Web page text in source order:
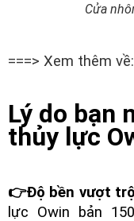
Cửa
===> Xem thêm về:
Lý do bạn
thủy lực
👉Độ bền vượt
lực Owin bản